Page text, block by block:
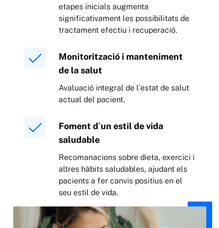
etapes inicials augmenta
significativament les possibilitats de
tractament efectiu i recuperació.
Monitorització i manteniment
de la salut
Avaluació integral de l´estat de salut
actual del pacient.
Foment d´un estil de vida
saludable
Recomanacions sobre dieta, exercici i
altres hàbits saludables, ajudant els
pacients a fer canvis positius en el
seu estil de vida.